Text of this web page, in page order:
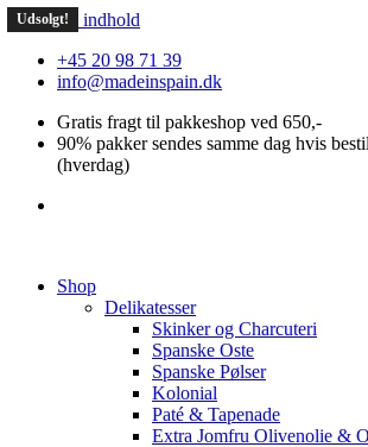
Videre til indhold
+45 20 98 71 39
info@madeinspain.dk
Gratis fragt til pakkeshop ved 650,-
90% pakker sendes samme dag hvis
(hverdag)
Shop
Delikatesser
Skinker og Charcuteri
Spanske Oste
Spanske Pølser
Kolonial
Paté & Tapenade
Extra Jomfru Olivenolie &
Udsolgt!
Udsolgt!